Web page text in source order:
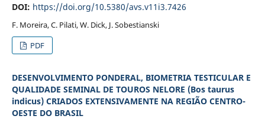
DOI: https://doi.org/10.5380/avs.v11i3.7426
F. Moreira, C. Pilati, W. Dick, J. Sobestianski
PDF
DESENVOLVIMENTO PONDERAL, BIOMETRIA TESTICULAR E
QUALIDADE SEMINAL DE TOUROS NELORE (Bos taurus
indicus) CRIADOS EXTENSIVAMENTE NA REGIÃO CENTRO-
OESTE DO BRASIL